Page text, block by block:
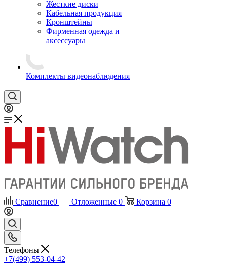
Жесткие диски
Кабельная продукция
Кронштейны
Фирменная одежда и
аксессуары
Комплекты видеонаблюдения
Сравнение0 Отложенные 0 Корзина 0
Телефоны
+7(499) 553-04-42